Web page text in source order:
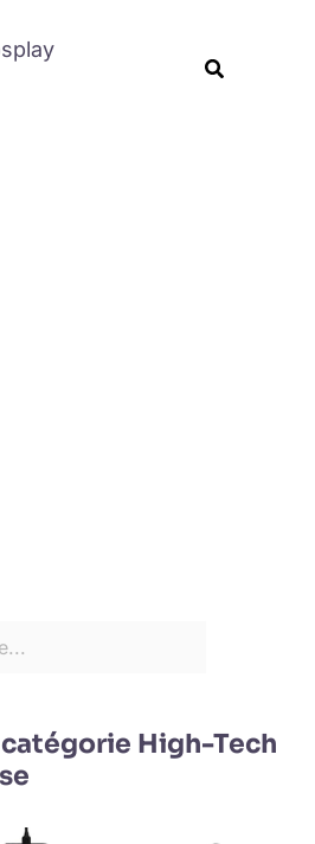
catégorie High-Tech